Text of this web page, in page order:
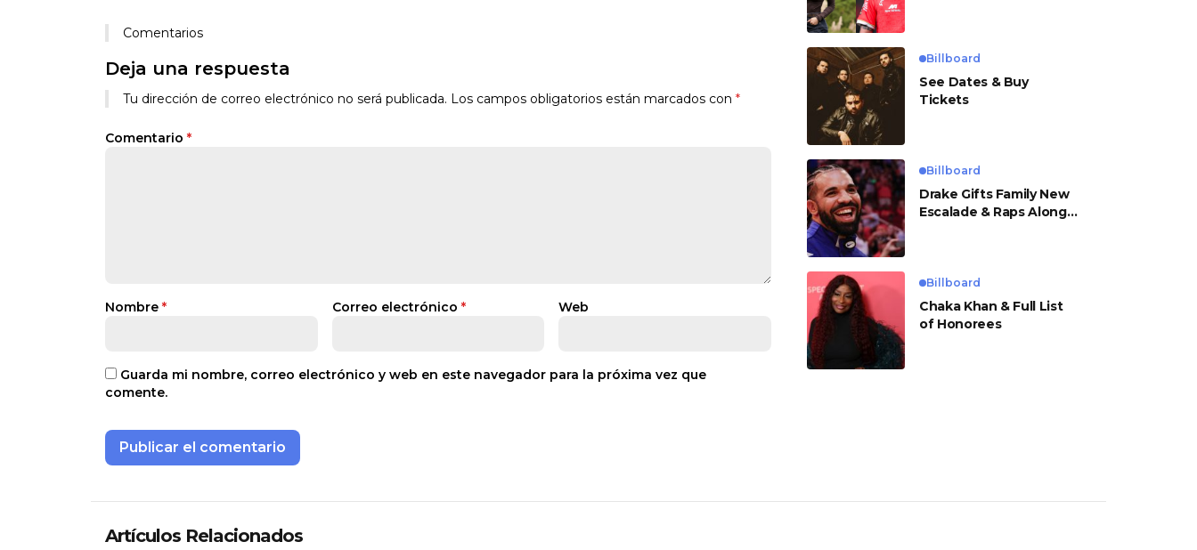
Comentarios
Deja una respuesta
Tu dirección de correo electrónico no será publicada. Los campos obligatorios están marcados con *
Comentario *
Nombre * Correo electrónico * Web
Guarda mi nombre, correo electrónico y web en este navegador para la próxima vez que
comente.
Billboard
See Dates & Buy
Tickets
Billboard
Drake Gifts Family New
Escalade & Raps Along
Billboard
Chaka Khan & Full List
of Honorees
Artículos Relacionados